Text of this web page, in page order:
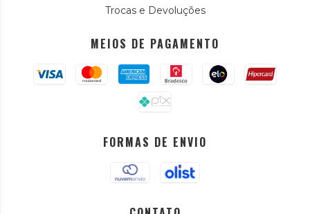
Trocas e Devoluções
MEIOS DE PAGAMENTO
FORMAS DE ENVIO